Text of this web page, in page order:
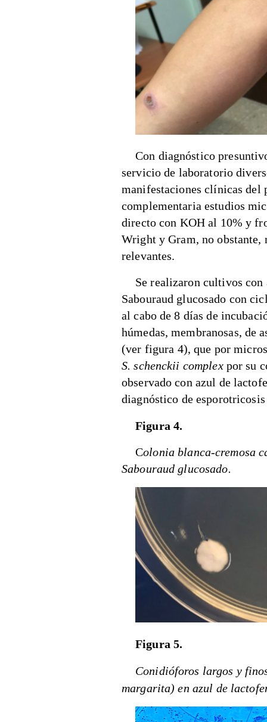
Con diagnóstico
servicio de laboratorio
manifestaciones clínicas del
complementaria estudios
directo con KOH al 10% y
Wright y Gram, no obstante,
relevantes.
Se realizaron cultivos con
Sabouraud glucosado con
al cabo de 8 días de
húmedas, membranosas, de
(ver figura 4), que por
S. schenckii complexpor su
observado con azul de
diagnóstico de
Figura 4.
Colonia blanca-cremosa
Sabouraud glucosado.
Figura 5.
Conidióforos largos y
margarita) en azul de